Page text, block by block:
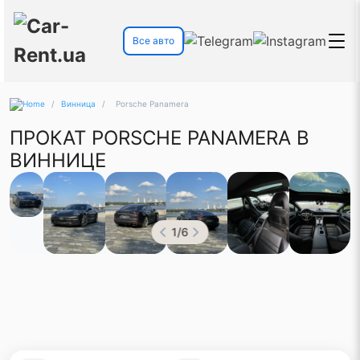
Все авто
/ Винница / Porsche Panamera
ПРОКАТ PORSCHE PANAMERA В
ВИННИЦЕ
1/6